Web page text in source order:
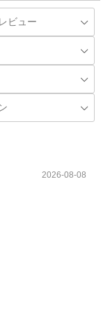
2026-08-08